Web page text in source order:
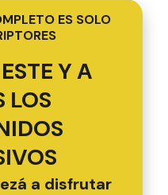
ES SOLO
Y A
LOS
a disfrutar